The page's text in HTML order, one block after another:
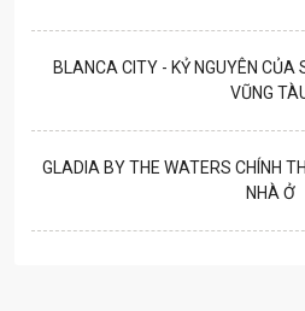
BLANCA CITY - KỶ NGUYÊN CỦA
VŨNG
GLADIA BY THE WATERS CHÍNH
NHÀ Ở